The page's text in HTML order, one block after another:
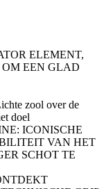
ELEMENT,
EEN GLAD
zool over de
doel
ICONISCHE
VAN HET
SCHOT TE